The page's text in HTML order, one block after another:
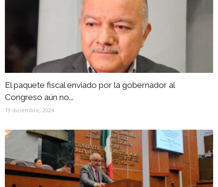
El paquete fiscal enviado por la gobernador al
Congreso aún no...
19 diciembre, 2024